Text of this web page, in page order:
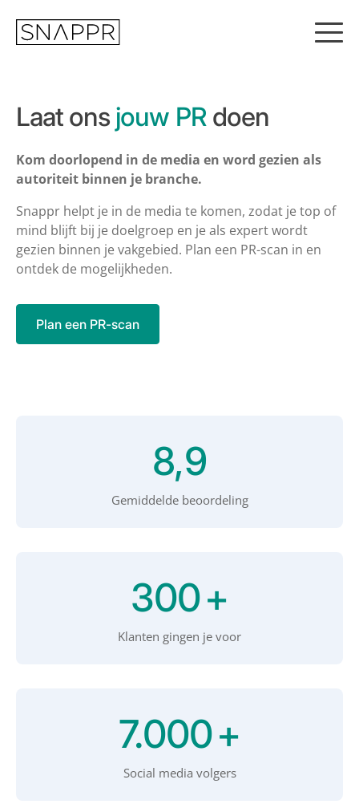
Laat ons jouw PRdoen
Kom doorlopend in de media en word gezien als
autoriteit binnen je branche.
Snappr helpt je in de media te komen, zodat je top of
mind blijft bij je doelgroep en je als expert wordt
gezien binnen je vakgebied. Plan een PR-scan in en
ontdek de mogelijkheden.
Plan een PR-scan
8,9
Gemiddelde beoordeling
300+
Klanten gingen je voor
7.000+
Social media volgers